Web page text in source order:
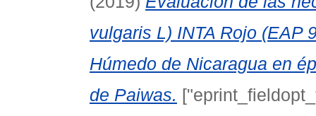
vulgaris L) INTA Rojo (EAP
Húmedo de Nicaragua en
de Paiwas.